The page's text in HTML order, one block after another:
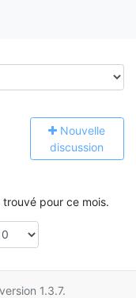
Nouvelle
discussion
pour ce mois.
1.3.7.